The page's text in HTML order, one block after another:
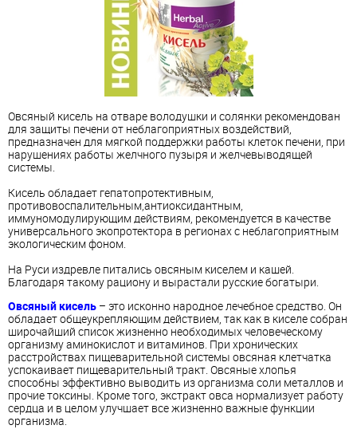
Овсяный кисель на отваре володушки и солянки рекомендован
для защиты печени от неблагоприятных воздействий,
предназначен для мягкой поддержки работы клеток печени, при
нарушениях работы желчного пузыря и желчевыводящей
системы.
Кисель обладает гепатопротективным,
противовоспалительным,антиоксидантным,
иммуномодулирующим действиям, рекомендуется в качестве
универсального экопротектора в регионах с неблагоприятным
экологическим фоном.
На Руси издревле питались овсяным киселем и кашей.
Благодаря такому рациону и вырастали русские богатыри.
Овсяныйкисель – это исконно народное лечебное средство. Он
обладает общеукрепляющим действием, так как в киселе собран
широчайший список жизненно необходимых человеческому
организму аминокислот и витаминов. При хронических
расстройствах пищеварительной системы овсяная клетчатка
успокаивает пищеварительный тракт. Овсяные хлопья
способны эффективно выводить из организма соли металлов и
прочие токсины. Кроме того, экстракт овса нормализует работу
сердца и в целом улучшает все жизненно важные функции
организма.